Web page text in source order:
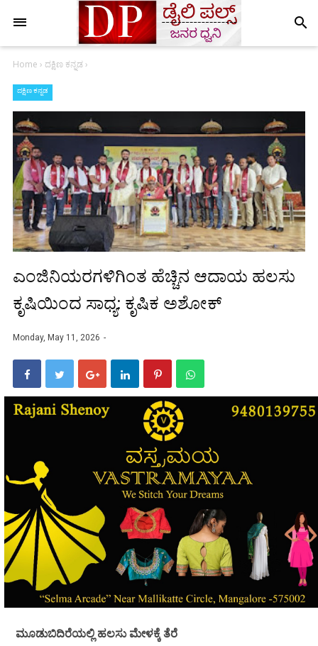
search
Home › ದಕ್ಷಿಣ ಕನ್ನಡ›
ದಕ್ಷಿಣ ಕನ್ನಡ
ಎಂಜಿನಿಯರಗಳಿಗಿಂತ ಹೆಚ್ಚಿನ ಆದಾಯ ಹಲಸು
ಕೃಷಿಯಿಂದ ಸಾಧ್ಯ: ಕೃಷಿಕ ಅಶೋಕ್
Monday, May 11, 2026
ಮೂಡುಬಿದಿರೆಯಲ್ಲಿ ಹಲಸು ಮೇಳಕ್ಕೆ ತೆರೆ